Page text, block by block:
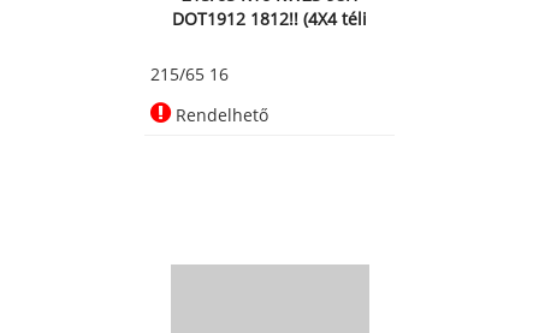
DOT1912 1812!! (4X4 téli
215/65 16
Rendelhető